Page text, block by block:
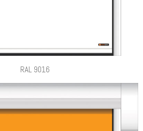
RAL 9016